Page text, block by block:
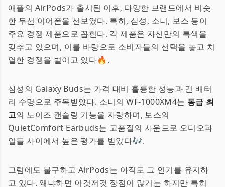
애플의 AirPods가 출시된 이후, 다양한 브랜드에서 비슷
한 무선 이어폰을 선보였다. 특히, 삼성, 소니, 보스 등이
주요 경쟁 제품으로 꼽힌다. 각 제품은 자신만의 특색을
갖추고 있으며, 이를 바탕으로 소비자들의 선택을 놓고 치
열한 경쟁을 벌이고 있다🔥.
삼성의 Galaxy Buds는 가격 대비 훌륭한 성능과 긴 배터
리 수명으로 주목받았다. 소니의 WF-1000XM4는 동급 최
고의 노이즈 캔슬링 기능을 자랑하며, 보스의
QuietComfort Earbuds는 고품질의 사운드로 오디오파
일들 사이에서 높은 평가를 받았다🎶.
그럼에도 불구하고 AirPods는 아직도 그 인기를 유지하
고 있다. 왜냐하면이것저것 장점이 많기는 하지만특히